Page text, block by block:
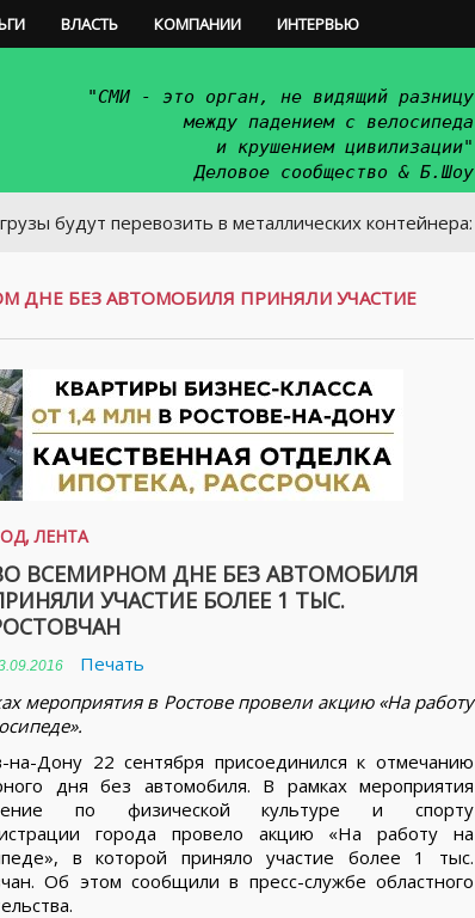
ВЛАСТЬ КОМПАНИИ ИНТЕРВЬЮ
"СМИ - это орган, не видящий разницу
между падением с велосипеда
и крушением цивилизации"
Деловое сообщество & Б.Шоу
перевозить в металлических контейнерах
ДНЕ БЕЗ АВТОМОБИЛЯ ПРИНЯЛИ УЧАСТИЕ
,ЛЕНТА
ВСЕМИРНОМ ДНЕ БЕЗ АВТОМОБИЛЯ
УЧАСТИЕ БОЛЕЕ 1 ТЫС.
Печать
мероприятия в Ростове провели акцию «На работу
на-Дону 22 сентября присоединился к отмечанию
дня без автомобиля. В рамках мероприятия
по физической культуре и спорту
города провело акцию «На работу на
в которой приняло участие более 1 тыс.
Об этом сообщили в пресс-службе областного